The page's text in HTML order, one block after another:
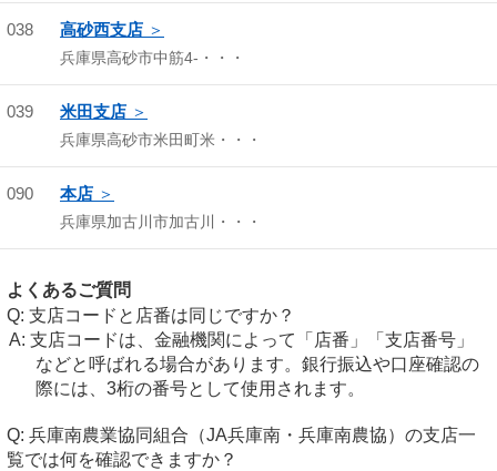
038 高砂西支店
兵庫県高砂市中筋4-・・・
039 米田支店
兵庫県高砂市米田町米・・・
090 本店
兵庫県加古川市加古川・・・
よくあるご質問
支店コードと店番は同じですか？
支店コードは、金融機関によって「店番」「支店番号」
などと呼ばれる場合があります。銀行振込や口座確認の
際には、3桁の番号として使用されます。
兵庫南農業協同組合（JA兵庫南・兵庫南農協）の支店一
覧では何を確認できますか？